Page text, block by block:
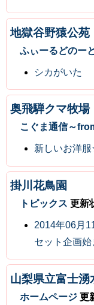
地獄谷野猿公苑
ふぃーるどのー
シカがいた
奥飛騨クマ牧場
こぐま通信～
新しいお洋
掛川花鳥園
トピックス 更新
2014年06月
セット企画始
山梨県立富士湧
ホームページ 更